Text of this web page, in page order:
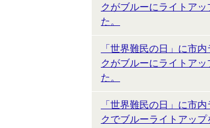
クがブルーにライトアッ
た。
「世界難民の日」に市
クがブルーにライトアッ
た。
「世界難民の日」に市
クでブルーライトアップ